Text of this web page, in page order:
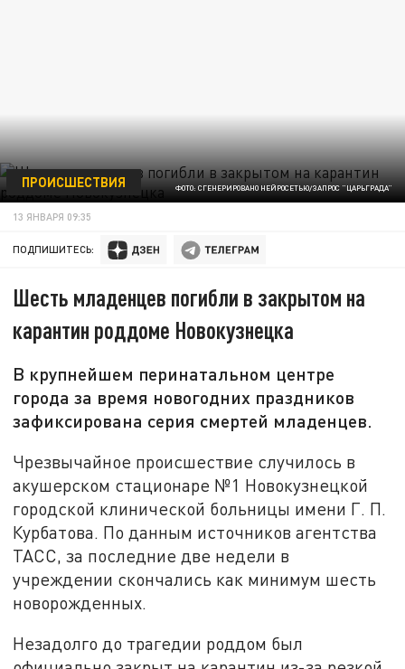
ФОТО: СГЕНЕРИРОВАНО НЕЙРОСЕТЬЮ/ЗАПРОС "ЦАРЬГРАДА"
ПРОИСШЕСТВИЯ
13 ЯНВАРЯ 09:35
ПОДПИШИТЕСЬ:
Шесть младенцев погибли в закрытом на
карантин роддоме Новокузнецка
В крупнейшем перинатальном центре
города за время новогодних праздников
зафиксирована серия смертей младенцев.
Чрезвычайное происшествие случилось в
акушерском стационаре №1 Новокузнецкой
городской клинической больницы имени Г. П.
Курбатова. По данным источников агентства
ТАСС, за последние две недели в
учреждении скончались как минимум шесть
новорожденных.
Незадолго до трагедии роддом был